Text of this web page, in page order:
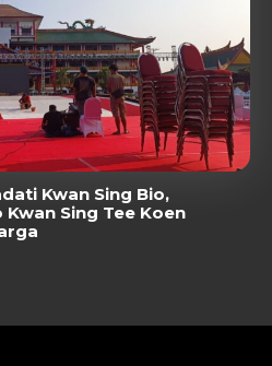
Kwan Sing Bio,
Sing Tee Koen